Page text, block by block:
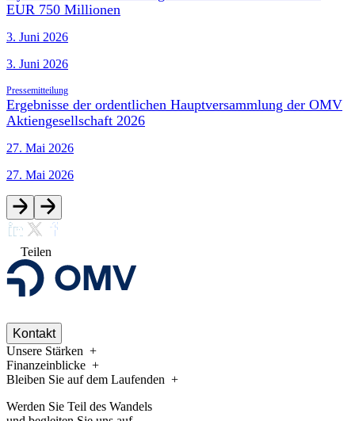
EUR 750 Millionen
3. Juni 2026
3. Juni 2026
Pressemitteilung
Ergebnisse der ordentlichen Hauptversammlung der OMV
Aktiengesellschaft 2026
27. Mai 2026
27. Mai 2026
Teilen
Kontakt
Unsere Stärken
Finanzeinblicke
Bleiben Sie auf dem Laufenden
Werden Sie Teil des Wandels